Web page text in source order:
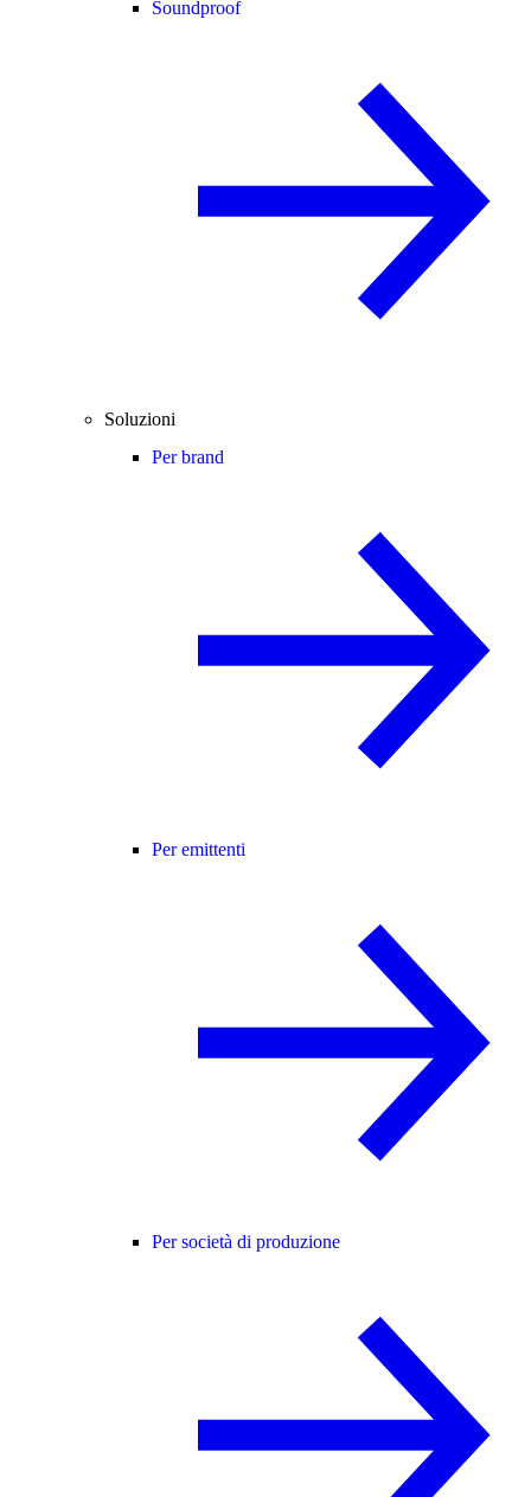
Soundproof
Soluzioni
Per brand
Per emittenti
Per società di produzione